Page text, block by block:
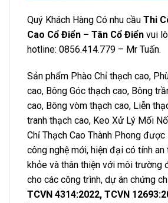
Quý Khách Hàng Có nhu cầu Thi
Cao Cổ Điển – Tân Cổ Điển vui
hotline: 0856.414.779 – Mr Tuấn.
Sản phẩm Phào Chỉ thạch cao,
cao, Bông Góc thạch cao, Bông
cao, Bông vòm thạch cao, Liễn
tranh thạch cao, Keo Xử Lý Mối
Chỉ Thạch Cao Thành Phong
công nghệ mới, hiện đại có tính
khỏe và thân thiện với môi trường
cho các công trình, dự án chứng
TCVN 4314:2022, TCVN